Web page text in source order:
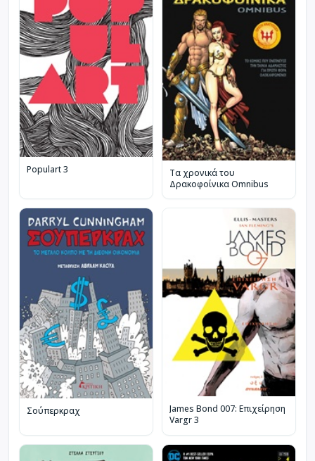
Populart 3
Τα χρονικά του
Δρακοφοίνικα Omnibus
Σούπερκραχ
James Bond 007: Επιχείρηση
Vargr 3